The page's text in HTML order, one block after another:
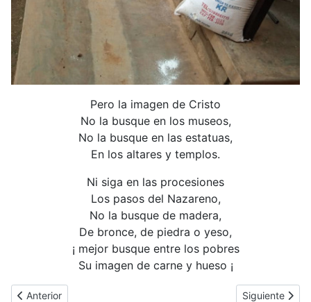
Pero la imagen de Cristo
No la busque en los museos,
No la busque en las estatuas,
En los altares y templos.
Ni siga en las procesiones
Los pasos del Nazareno,
No la busque de madera,
De bronce, de piedra o yeso,
¡ mejor busque entre los pobres
Su imagen de carne y hueso ¡
Artículo anterior: Un lugar de esperanza
Anterior Artículo
Siguiente